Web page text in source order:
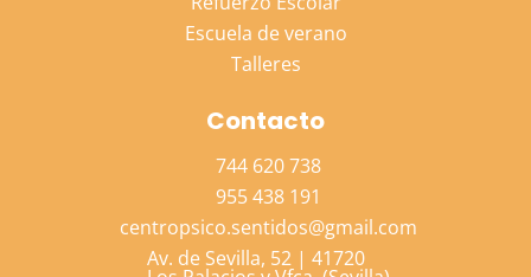
Escuela de verano
Talleres
Contacto
744 620 738
955 438 191
centropsico.sentidos@gmail.com
Av. de Sevilla, 52 | 41720